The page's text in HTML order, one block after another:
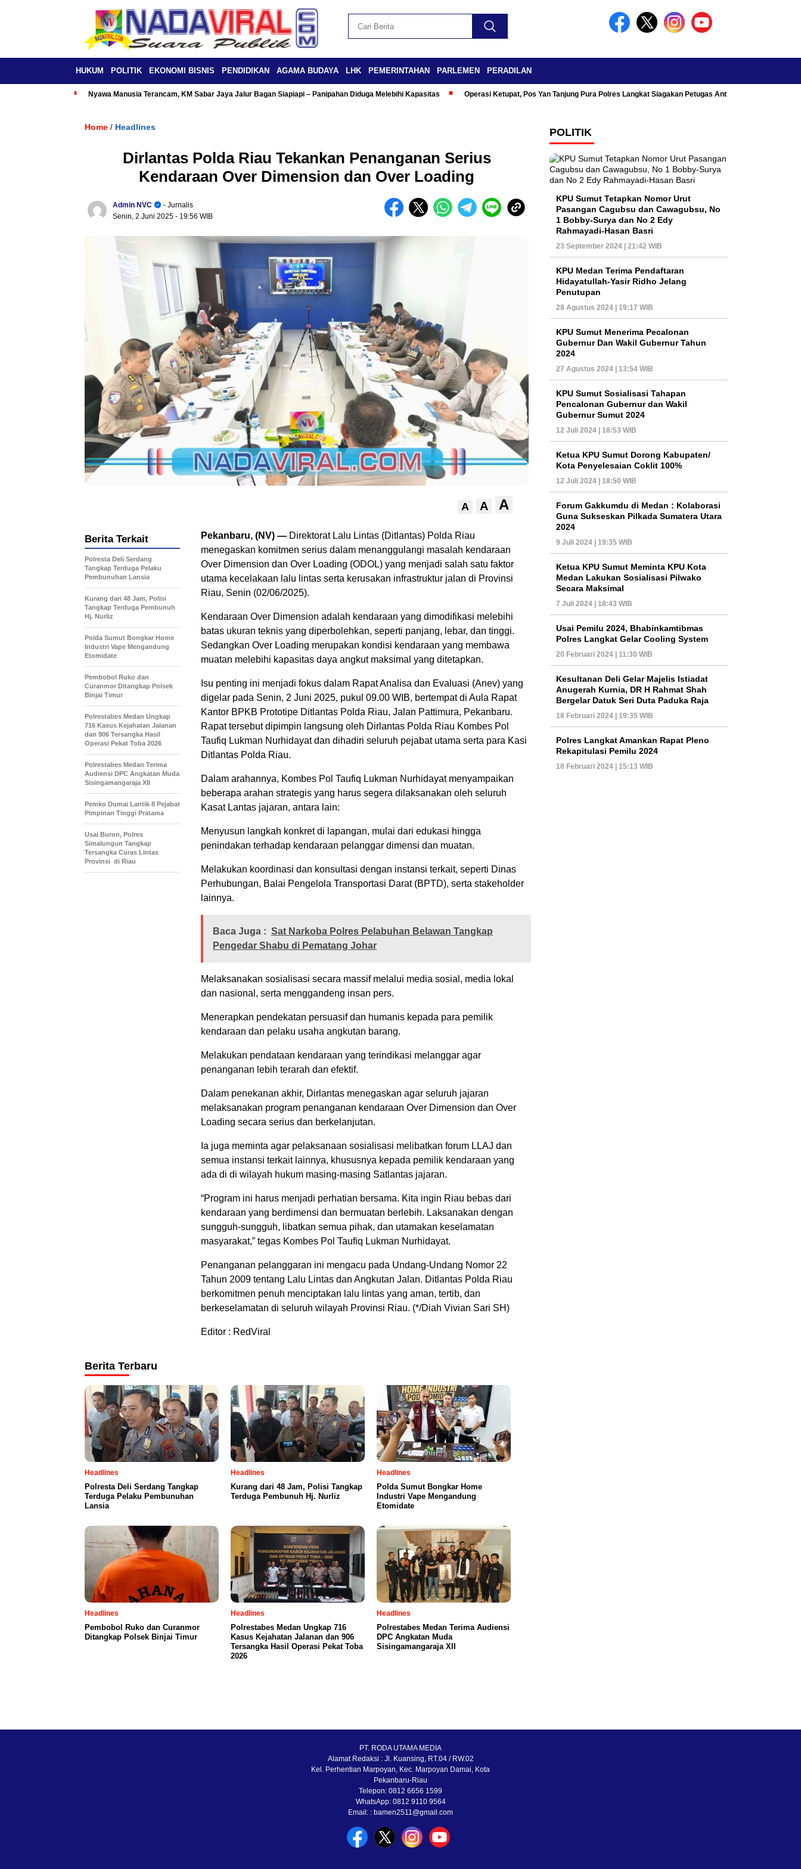
HUKUM POLITIK EKONOMI BISNIS PENDIDIKAN AGAMA BUDAYA LHK PEMERINTAHAN PARLEMEN PERADILAN
Nyawa Manusia Terancam, KM Sabar Jaya Jalur Bagan Siapiapi – Panipahan Diduga Melebihi Kapasitas Operasi Ketupat, Pos Yan Tanjung Pura Polres Langkat Siagakan Petugas Antisipasi Kemacetan
Home / Headlines
Dirlantas Polda Riau Tekankan Penanganan Serius
Kendaraan Over Dimension dan Over Loading
Admin NVC
- Jurnalis
Senin, 2 Juni 2025 - 19:56 WIB
A A A
Pekanbaru, (NV) — Direktorat Lalu Lintas (Ditlantas) Polda Riau
menegaskan komitmen serius dalam menanggulangi masalah kendaraan
Over Dimension dan Over Loading (ODOL) yang menjadi salah satu faktor
utama kecelakaan lalu lintas serta kerusakan infrastruktur jalan di Provinsi
Riau, Senin (02/06/2025).
Kendaraan Over Dimension adalah kendaraan yang dimodifikasi melebihi
batas ukuran teknis yang diperbolehkan, seperti panjang, lebar, dan tinggi.
Sedangkan Over Loading merupakan kondisi kendaraan yang membawa
muatan melebihi kapasitas daya angkut maksimal yang ditetapkan.
Isu penting ini menjadi fokus dalam Rapat Analisa dan Evaluasi (Anev) yang
digelar pada Senin, 2 Juni 2025, pukul 09.00 WIB, bertempat di Aula Rapat
Kantor BPKB Prototipe Ditlantas Polda Riau, Jalan Pattimura, Pekanbaru.
Rapat tersebut dipimpin langsung oleh Dirlantas Polda Riau Kombes Pol
Taufiq Lukman Nurhidayat dan dihadiri seluruh pejabat utama serta para Kasi
Ditlantas Polda Riau.
Dalam arahannya, Kombes Pol Taufiq Lukman Nurhidayat menyampaikan
beberapa arahan strategis yang harus segera dilaksanakan oleh seluruh
Kasat Lantas jajaran, antara lain:
Menyusun langkah konkret di lapangan, mulai dari edukasi hingga
penindakan terhadap kendaraan pelanggar dimensi dan muatan.
Melakukan koordinasi dan konsultasi dengan instansi terkait, seperti Dinas
Perhubungan, Balai Pengelola Transportasi Darat (BPTD), serta stakeholder
lainnya.
Baca Juga : Sat Narkoba Polres Pelabuhan Belawan Tangkap
Pengedar Shabu di Pematang Johar
Melaksanakan sosialisasi secara massif melalui media sosial, media lokal
dan nasional, serta menggandeng insan pers.
Menerapkan pendekatan persuasif dan humanis kepada para pemilik
kendaraan dan pelaku usaha angkutan barang.
Melakukan pendataan kendaraan yang terindikasi melanggar agar
penanganan lebih terarah dan efektif.
Dalam penekanan akhir, Dirlantas menegaskan agar seluruh jajaran
melaksanakan program penanganan kendaraan Over Dimension dan Over
Loading secara serius dan berkelanjutan.
Ia juga meminta agar pelaksanaan sosialisasi melibatkan forum LLAJ dan
semua instansi terkait lainnya, khususnya kepada pemilik kendaraan yang
ada di di wilayah hukum masing-masing Satlantas jajaran.
“Program ini harus menjadi perhatian bersama. Kita ingin Riau bebas dari
kendaraan yang berdimensi dan bermuatan berlebih. Laksanakan dengan
sungguh-sungguh, libatkan semua pihak, dan utamakan keselamatan
masyarakat,” tegas Kombes Pol Taufiq Lukman Nurhidayat.
Penanganan pelanggaran ini mengacu pada Undang-Undang Nomor 22
Tahun 2009 tentang Lalu Lintas dan Angkutan Jalan. Ditlantas Polda Riau
berkomitmen penuh menciptakan lalu lintas yang aman, tertib, dan
berkeselamatan di seluruh wilayah Provinsi Riau. (*/Diah Vivian Sari SH)
Editor : RedViral
Berita Terkait
Polresta Deli Serdang
Tangkap Terduga Pelaku
Pembunuhan Lansia
Kurang dari 48 Jam, Polisi
Tangkap Terduga Pembunuh
Hj. Nurliz
Polda Sumut Bongkar Home
Industri Vape Mengandung
Etomidate
Pembobol Ruko dan
Curanmor Ditangkap Polsek
Binjai Timur
Polrestabes Medan Ungkap
716 Kasus Kejahatan Jalanan
dan 906 Tersangka Hasil
Operasi Pekat Toba 2026
Polrestabes Medan Terima
Audiensi DPC Angkatan Muda
Sisingamangaraja XII
Pemko Dumai Lantik 8 Pejabat
Pimpinan Tinggi Pratama
Usai Buron, Polres
Simalungun Tangkap
Tersangka Curas Lintas
Provinsi di Riau
Berita Terbaru
Headlines
Polresta Deli Serdang Tangkap
Terduga Pelaku Pembunuhan
Lansia
Headlines
Kurang dari 48 Jam, Polisi Tangkap
Terduga Pembunuh Hj. Nurliz
Headlines
Polda Sumut Bongkar Home
Industri Vape Mengandung
Etomidate
Headlines
Pembobol Ruko dan Curanmor
Ditangkap Polsek Binjai Timur
Headlines
Polrestabes Medan Ungkap 716
Kasus Kejahatan Jalanan dan 906
Tersangka Hasil Operasi Pekat Toba
2026
Headlines
Polrestabes Medan Terima Audiensi
DPC Angkatan Muda
Sisingamangaraja XII
POLITIK
KPU Sumut Tetapkan Nomor Urut
Pasangan Cagubsu dan Cawagubsu, No
1 Bobby-Surya dan No 2 Edy
Rahmayadi-Hasan Basri
23 September 2024 | 21:42 WIB
KPU Medan Terima Pendaftaran
Hidayatullah-Yasir Ridho Jelang
Penutupan
28 Agustus 2024 | 19:17 WIB
KPU Sumut Menerima Pecalonan
Gubernur Dan Wakil Gubernur Tahun
2024
27 Agustus 2024 | 13:54 WIB
KPU Sumut Sosialisasi Tahapan
Pencalonan Gubernur dan Wakil
Gubernur Sumut 2024
12 Juli 2024 | 18:53 WIB
Ketua KPU Sumut Dorong Kabupaten/
Kota Penyelesaian Coklit 100%
12 Juli 2024 | 18:50 WIB
Forum Gakkumdu di Medan : Kolaborasi
Guna Sukseskan Pilkada Sumatera Utara
2024
9 Juli 2024 | 19:35 WIB
Ketua KPU Sumut Meminta KPU Kota
Medan Lakukan Sosialisasi Pilwako
Secara Maksimal
7 Juli 2024 | 18:43 WIB
Usai Pemilu 2024, Bhabinkamtibmas
Polres Langkat Gelar Cooling System
20 Februari 2024 | 11:30 WIB
Kesultanan Deli Gelar Majelis Istiadat
Anugerah Kurnia, DR H Rahmat Shah
Bergelar Datuk Seri Duta Paduka Raja
18 Februari 2024 | 19:35 WIB
Polres Langkat Amankan Rapat Pleno
Rekapitulasi Pemilu 2024
18 Februari 2024 | 15:13 WIB
PT. RODA UTAMA MEDIA
Alamat Redaksi : Jl. Kuansing, RT.04 / RW.02
Kel. Perhentian Marpoyan, Kec. Marpoyan Damai, Kota
Pekanbaru-Riau
Telepon: 0812 6656 1599
WhatsApp: 0812 9110 9564
Email: : bamen2511@gmail.com